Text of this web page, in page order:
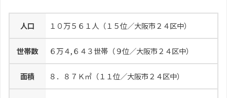
人口 １０万５６１人（１５位／大阪市２４区中）
世帯数 ６万４,６４３世帯（９位／大阪市２４区中）
面積 ８．８７Ｋ㎡（１１位／大阪市２４区中）